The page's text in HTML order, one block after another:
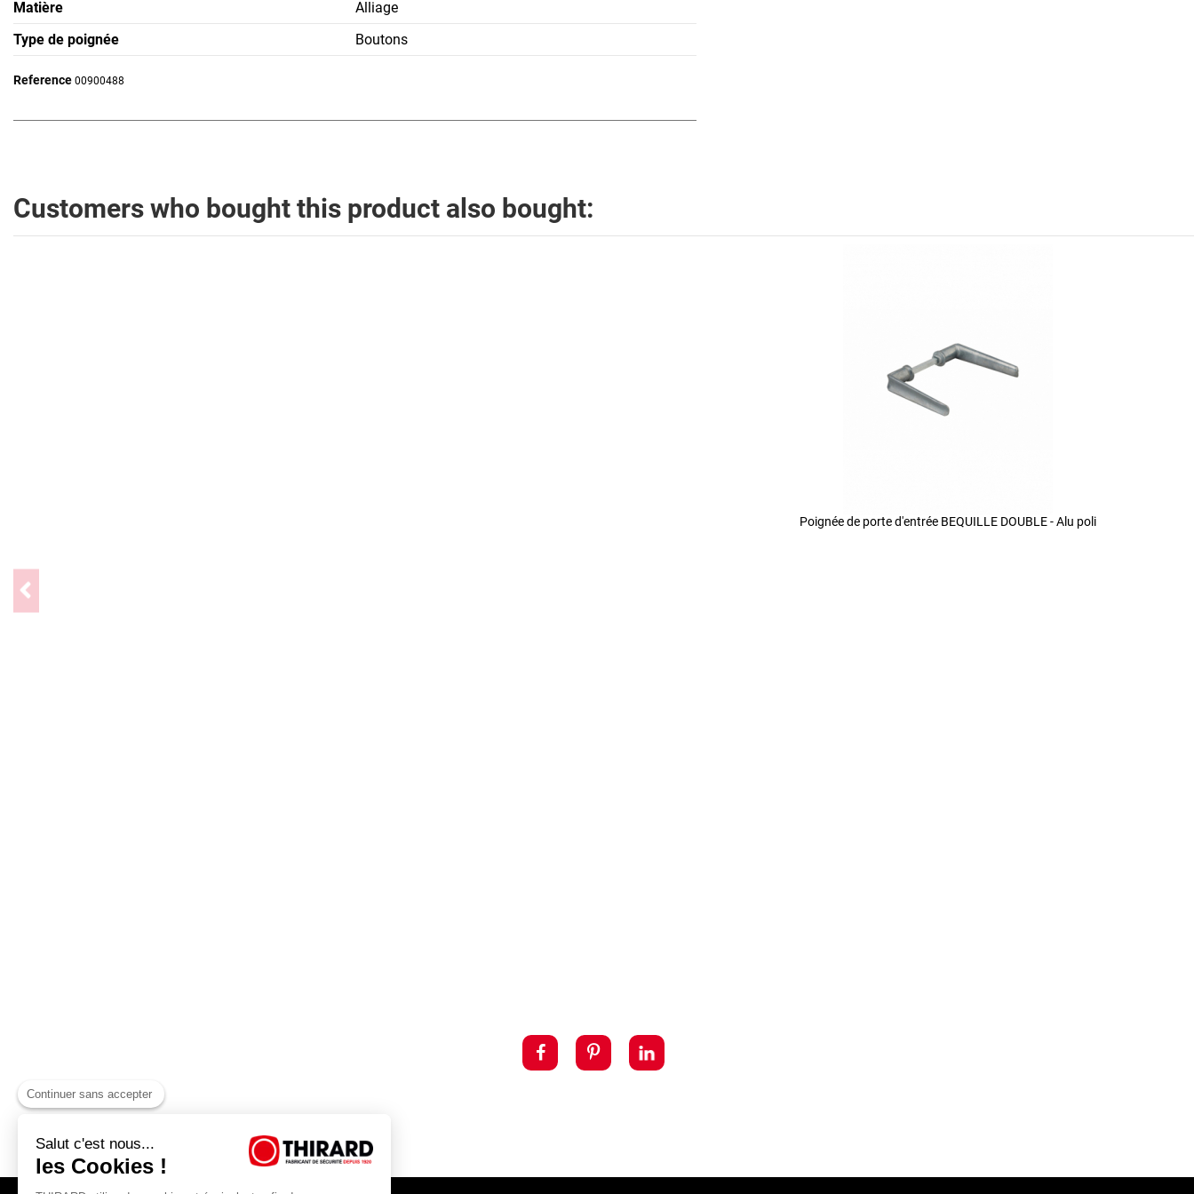
Matière
Alliage
Type de poignée
Boutons
Reference 00900488
Customers who bought this product also bought:
Poignée de porte d'entrée BEQUILLE DOUBLE - Alu poli
Continuer sans accepter
Salut c'est nous...
les Cookies !